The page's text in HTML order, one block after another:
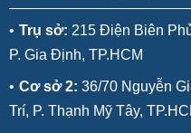
• Trụ sở: 215 Điện Biên
P. Gia Định, TP.HCM
• Cơ sở 2: 36/70 Nguyễn
Trí, P. Thạnh Mỹ Tây,